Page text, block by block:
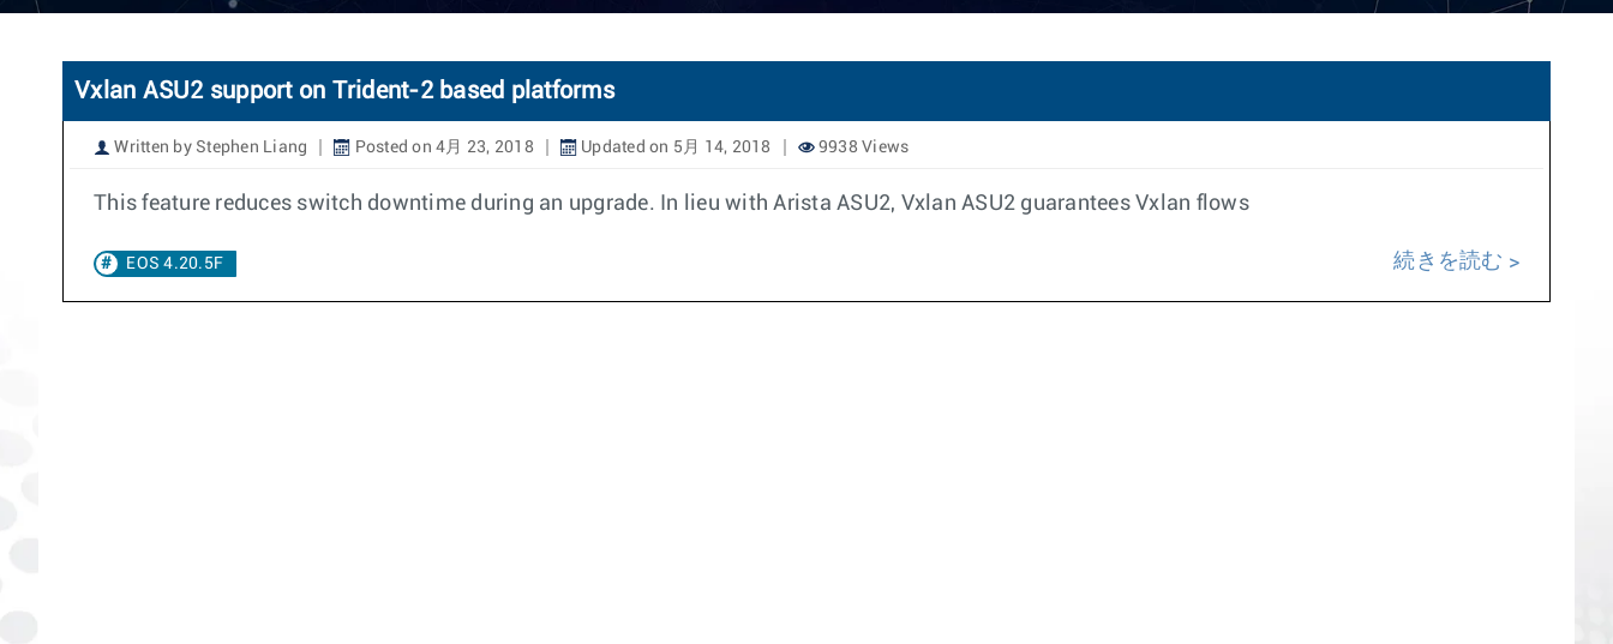
Vxlan ASU2 support on Trident-2 based platforms
Written by Stephen Liang Posted on 4月 23, 2018 Updated on 5月 14, 2018 9938 Views
This feature reduces switch downtime during an upgrade. In lieu with Arista ASU2, Vxlan ASU2 guarantees Vxlan flows
EOS 4.20.5F 続きを読む